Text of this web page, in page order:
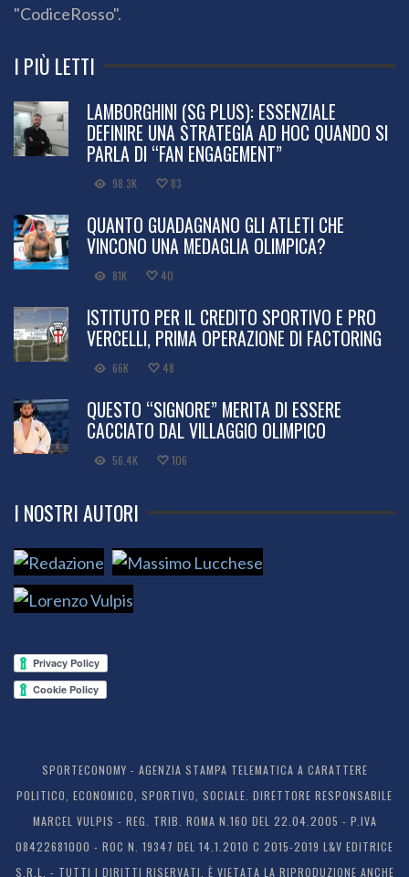
"CodiceRosso".
I PIÙ LETTI
LAMBORGHINI (SG PLUS): ESSENZIALE
DEFINIRE UNA STRATEGIA AD HOC QUANDO SI
PARLA DI “FAN ENGAGEMENT”
98.3K 83
QUANTO GUADAGNANO GLI ATLETI CHE
VINCONO UNA MEDAGLIA OLIMPICA?
81K 40
ISTITUTO PER IL CREDITO SPORTIVO E PRO
VERCELLI, PRIMA OPERAZIONE DI FACTORING
66K 48
QUESTO “SIGNORE” MERITA DI ESSERE
CACCIATO DAL VILLAGGIO OLIMPICO
56.4K 106
I NOSTRI AUTORI
SPORTECONOMY - AGENZIA STAMPA TELEMATICA A CARATTERE
POLITICO, ECONOMICO, SPORTIVO, SOCIALE. DIRETTORE RESPONSABILE
MARCEL VULPIS - REG. TRIB. ROMA N.160 DEL 22.04.2005 - P.IVA
08422681000 - ROC N. 19347 DEL 14.1.2010 C 2015-2019 L&V EDITRICE
S.R.L. - TUTTI I DIRITTI RISERVATI. È VIETATA LA RIPRODUZIONE ANCHE